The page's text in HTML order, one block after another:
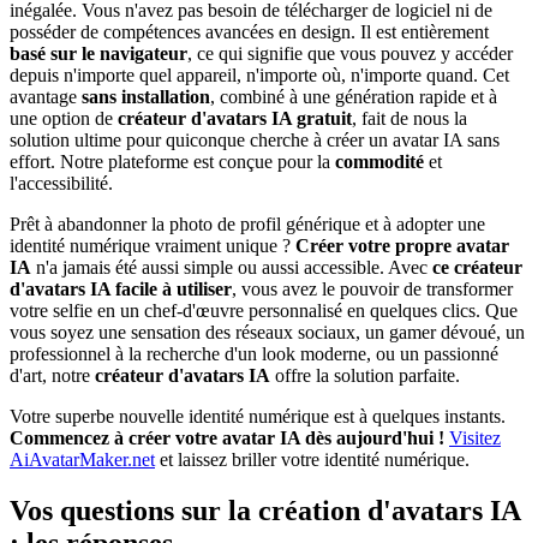
inégalée. Vous n'avez pas besoin de télécharger de logiciel ni de
posséder de compétences avancées en design. Il est entièrement
basé sur le navigateur, ce qui signifie que vous pouvez y accéder
depuis n'importe quel appareil, n'importe où, n'importe quand. Cet
avantage sans installation, combiné à une génération rapide et à
une option de créateur d'avatars IA gratuit, fait de nous la
solution ultime pour quiconque cherche à créer un avatar IA sans
effort. Notre plateforme est conçue pour la commodité et
l'accessibilité.
Prêt à abandonner la photo de profil générique et à adopter une
identité numérique vraiment unique ? Créer votre propre avatar
IA n'a jamais été aussi simple ou aussi accessible. Avec ce créateur
d'avatars IA facile à utiliser, vous avez le pouvoir de transformer
votre selfie en un chef-d'œuvre personnalisé en quelques clics. Que
vous soyez une sensation des réseaux sociaux, un gamer dévoué, un
professionnel à la recherche d'un look moderne, ou un passionné
d'art, notre créateur d'avatars IA offre la solution parfaite.
Votre superbe nouvelle identité numérique est à quelques instants.
Commencez à créer votre avatar IA dès aujourd'hui ! Visitez
AiAvatarMaker.net et laissez briller votre identité numérique.
Vos questions sur la création d'avatars IA